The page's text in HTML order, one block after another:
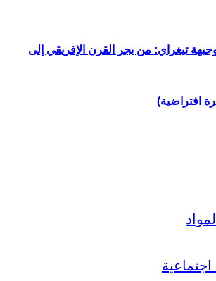
وجبهة تيغراي: من يجر القرن الإفريقي إلى
افتراضية)